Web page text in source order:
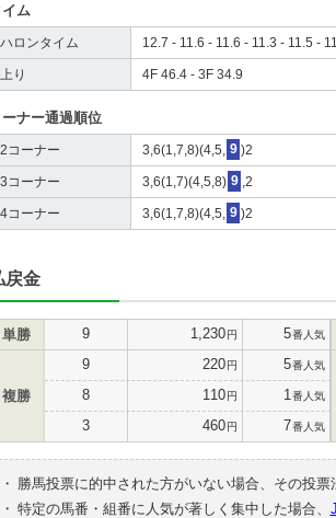
イム
ハロンタイム 12.7 - 11.6 - 11.6 - 11.3 - 11.5 -
上り 4F 46.4 - 3F 34.9
ーナー通過順位
2コーナー 3,6(1,7,8)(4,5, 9 )2
3コーナー 3,6(1,7)(4,5,8) 9 ,2
4コーナー 3,6(1,7,8)(4,5, 9 )2
戻金
単勝 9 1,230円 5番人気
複勝
9 220円 5番人気
8 110円 1 番人気
3 460円 7番人気
・
勝馬投票に的中された方がいない場合、その投
・ 特定の馬番・組番に人気が著しく集中した場合、